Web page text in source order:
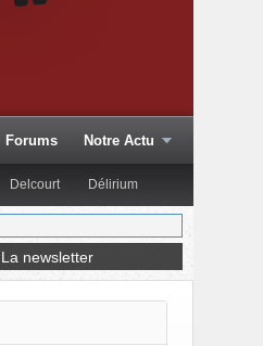
Forums Notre Actu
Delcourt Délirium
Phileas Philéas